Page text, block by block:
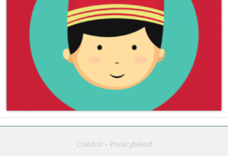
Colofon Privacybeleid